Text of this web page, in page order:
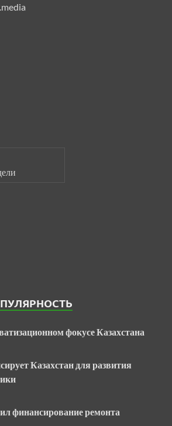
фокусе Казахстана
Казахстан для развития
финансирование ремонта